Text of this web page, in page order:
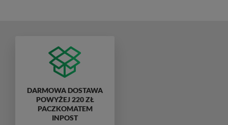
DARMOWA DOSTAWA
POWYŻEJ 220 ZŁ
PACZKOMATEM
INPOST